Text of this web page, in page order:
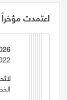
اعتمدت